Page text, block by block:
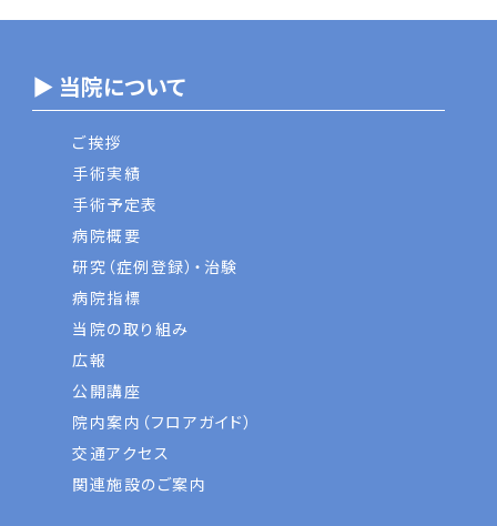
▶ 当院について
ご挨拶
手術実績
手術予定表
病院概要
研究（症例登録）・治験
病院指標
当院の取り組み
広報
公開講座
院内案内（フロアガイド）
交通アクセス
関連施設のご案内